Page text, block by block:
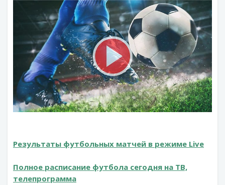
Результаты футбольных матчей в режиме Live
Полное расписание футбола сегодня на ТВ,
телепрограмма